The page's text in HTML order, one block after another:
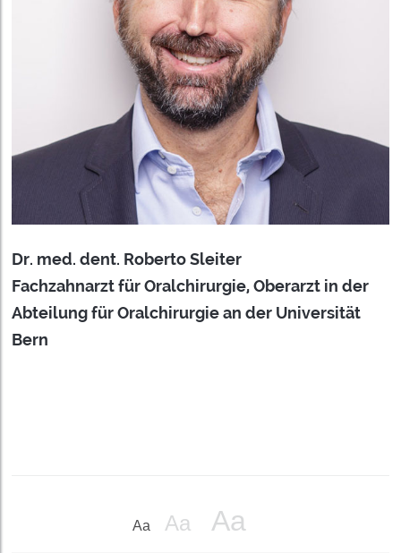
Dr. med. dent. Roberto Sleiter
Fachzahnarzt für Oralchirurgie, Oberarzt in der
Abteilung für Oralchirurgie an der Universität
Bern